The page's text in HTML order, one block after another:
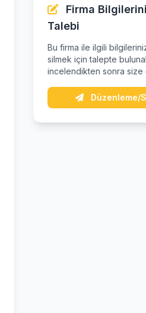
Firma
Talebi
Bu firma ile ilgili
silmek için talepte
incelendikten sonra size
Düzenleme/